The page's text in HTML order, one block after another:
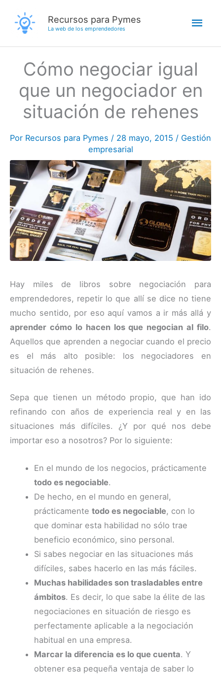
contenido
Recursos para Pymes
La web de los emprendedores
Cómo negociar igual
que un negociador en
situación de rehenes
Por Recursos para Pymes / 28 mayo, 2015 / Gestión
empresarial
Hay miles de libros sobre negociación para
emprendedores, repetir lo que allí se dice no tiene
mucho sentido, por eso aquí vamos a ir más allá y
aprender cómo lo hacen los que negocian al filo.
Aquellos que aprenden a negociar cuando el precio
es el más alto posible: los negociadores en
situación de rehenes.
Sepa que tienen un método propio, que han ido
refinando con años de experiencia real y en las
situaciones más difíciles. ¿Y por qué nos debe
importar eso a nosotros? Por lo siguiente:
En el mundo de los negocios, prácticamente
todo es negociable.
De hecho, en el mundo en general,
prácticamentetodo es negociable, con lo
que dominar esta habilidad no sólo trae
beneficio económico, sino personal.
Si sabes negociar en las situaciones más
difíciles, sabes hacerlo en las más fáciles.
Muchas habilidades son trasladables entre
ámbitos. Es decir, lo que sabe la élite de las
negociaciones en situación de riesgo es
perfectamente aplicable a la negociación
habitual en una empresa.
Marcar la diferencia es lo que cuenta. Y
obtener esa pequeña ventaja de saber lo